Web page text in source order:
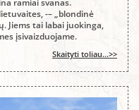
ramiai svanas.
-– „blondinė
Jiems tai labai juokinga,
įsivaizduojame.
Skaityti toliau...>>